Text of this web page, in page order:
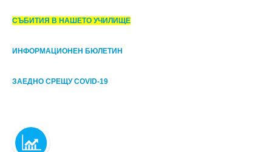
СЪБИТИЯ В НАШЕТО УЧИЛИЩЕ
ИНФОРМАЦИОНЕН БЮЛЕТИН
ЗАЕДНО СРЕЩУ COVID-19